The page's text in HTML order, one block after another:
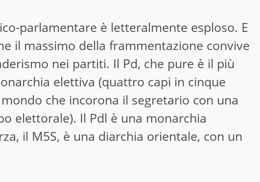
parlamentare è letteralmente esploso. E
il massimo della frammentazione convive
nei partiti. Il Pd, che pure è il più
elettiva (quattro capi in cinque
che incorona il segretario con una
elettorale). Il Pdl è una monarchia
il M5S, è una diarchia orientale, con un